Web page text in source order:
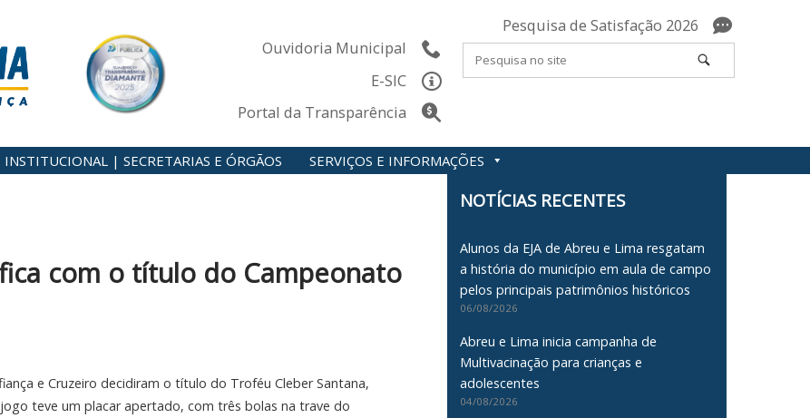
Ouvidoria Municipal
E-SIC
Portal da Transparência
Pesquisa de Satisfação 2026
INSTITUCIONAL | SECRETARIAS E ÓRGÃOS SERVIÇOS E INFORMAÇÕES
com o título do Campeonato
e Cruzeiro decidiram o título do Troféu Cleber Santana,
teve um placar apertado, com três bolas na trave do
NOTÍCIAS RECENTES
Alunos da EJA de Abreu e Lima resgatam
a história do município em aula de campo
pelos principais patrimônios históricos
06/08/2026
Abreu e Lima inicia campanha de
Multivacinação para crianças e
adolescentes
04/08/2026